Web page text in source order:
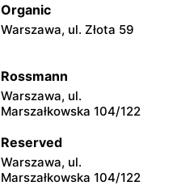
Odido
Odido
Kobyłka, ul. Nadarzyn 8
Truskaw, ul. 3 Maja 64
Organic
Warszawa, ul. Złota 59
Rossmann
Warszawa, ul.
Marszałkowska 104/122
Reserved
Warszawa, ul.
Marszałkowska 104/122